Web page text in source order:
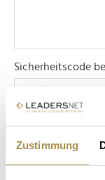
Zustimmung
Sicherheitscode